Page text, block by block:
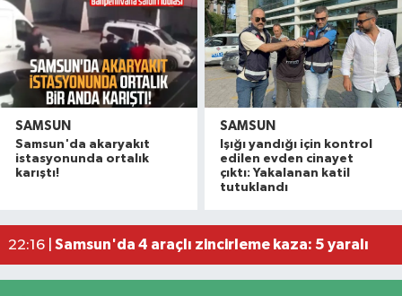
SAMSUN
Samsun'da akaryakıt
istasyonunda ortalık
karıştı!
SAMSUN
Işığı yandığı için kontrol
edilen evden cinayet
çıktı: Yakalanan katil
tutuklandı
09:53 |Samsun'da sağanak: Yollar göle döndü
09:00 | Samsun'da faciayı genç önledi! Alev alan
Samsun'da kuvvetli sağanak! O anlar cep
22:16 | Samsun'da 4 araçlı zincirleme kaza: 5 yaralı